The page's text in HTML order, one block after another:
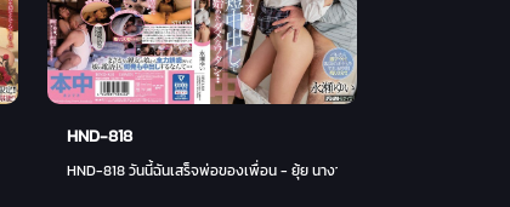
HND-818
HND-818 วันนี้ฉันเสร็จพ่อของเพื่อน - ยุ้ย นางาเสะ